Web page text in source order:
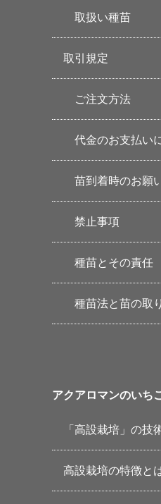
取扱い種苗
取引規定
ご注文方法
代金のお支払い
苗到着時のお願
禁止事項
種苗とその責任
種苗法と苗の取
アクアロマンのいち
「高設栽培」の技
高設栽培の特徴と